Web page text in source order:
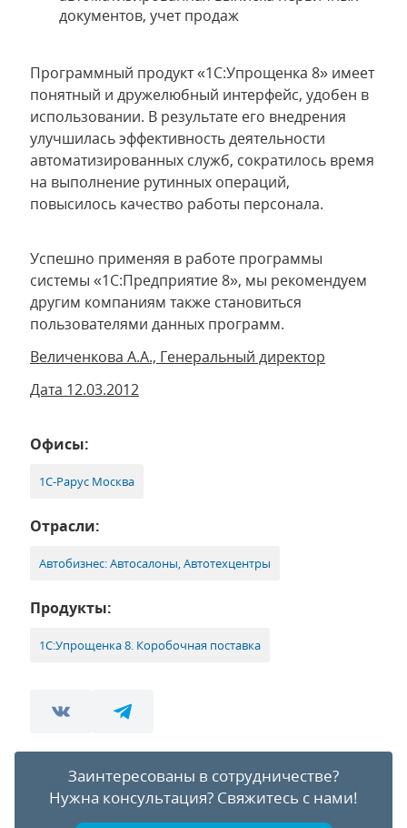
документов, учет продаж
Программный продукт «1С:Упрощенка 8» имеет
понятный и дружелюбный интерфейс, удобен в
использовании. В результате его внедрения
улучшилась эффективность деятельности
автоматизированных служб, сократилось время
на выполнение рутинных операций,
повысилось качество работы персонала.
Успешно применяя в работе программы
системы «1С:Предприятие 8», мы рекомендуем
другим компаниям также становиться
пользователями данных программ.
Величенкова А.А., Генеральный директор
Дата 12.03.2012
Офисы:
1С-Рарус Москва
Отрасли:
Автобизнес: Автосалоны, Автотехцентры
Продукты:
1С:Упрощенка 8. Коробочная поставка
Заинтересованы в сотрудничестве?
Нужна консультация? Свяжитесь с нами!